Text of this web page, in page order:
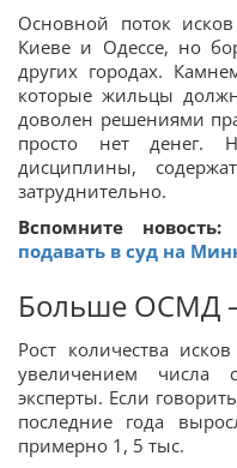
Основной поток
Киеве и Одессе, но
других городах.
которые жильцы
доволен решениями
просто нет денег.
дисциплины,
затруднительно.
Вспомните новость:
подавать в суд на
Больше ОСМД
Рост количества
увеличением числа
эксперты. Если
последние года
примерно 1, 5 тыс.